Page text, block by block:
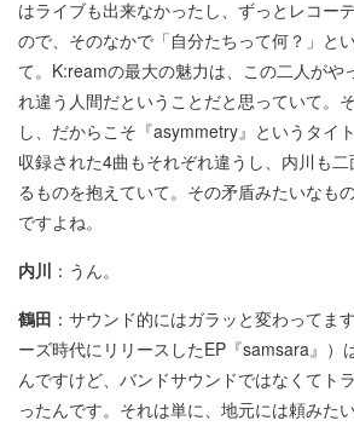
はライブも出来なかったし、ずっとレコー
ので、そのなかで「自分たちって何？」と
て。K:reamの最大の魅力は、この二人がや
れ違う人間だということだと思っていて。
し、だからこそ『asymmetry』というタイ
収録された4曲もそれぞれ違うし、内川も
るものを抱えていて。その矛盾みたいなも
ですよね。
内川 ：うん。
鶴田 ：サウンド的にはガラッと変わってま
ーズ時代にリリースしたEP『samsara』）
んですけど、バンドサウンドではなくてト
ったんです。それは単に、地元には頼みた